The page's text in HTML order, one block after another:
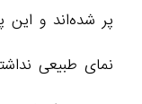
پر شده‌اند و
نمای طبیعی